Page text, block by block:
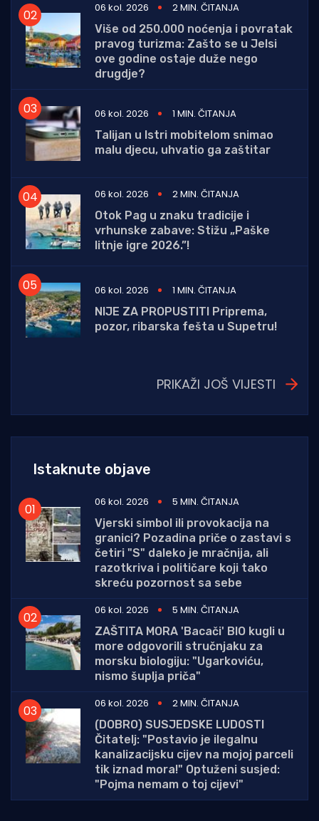
06 kol. 2026
2 MIN. ČITANJA
Više od 250.000 noćenja i povratak
pravog turizma: Zašto se u Jelsi
ove godine ostaje duže nego
drugdje?
06 kol. 2026
1 MIN. ČITANJA
Talijan u Istri mobitelom snimao
malu djecu, uhvatio ga zaštitar
06 kol. 2026
2 MIN. ČITANJA
Otok Pag u znaku tradicije i
vrhunske zabave: Stižu „Paške
litnje igre 2026.”!
06 kol. 2026
1 MIN. ČITANJA
NIJE ZA PROPUSTITI Priprema,
pozor, ribarska fešta u Supetru!
PRIKAŽI JOŠ VIJESTI
Istaknute objave
06 kol. 2026
5 MIN. ČITANJA
Vjerski simbol ili provokacija na
granici? Pozadina priče o zastavi s
četiri "S" daleko je mračnija, ali
razotkriva i političare koji tako
skreću pozornost sa sebe
06 kol. 2026
5 MIN. ČITANJA
ZAŠTITA MORA 'Bacači' BIO kugli u
more odgovorili stručnjaku za
morsku biologiju: "Ugarkoviću,
nismo šuplja priča"
06 kol. 2026
2 MIN. ČITANJA
(DOBRO) SUSJEDSKE LUDOSTI
Čitatelj: "Postavio je ilegalnu
kanalizacijsku cijev na mojoj parceli
tik iznad mora!" Optuženi susjed:
"Pojma nemam o toj cijevi"